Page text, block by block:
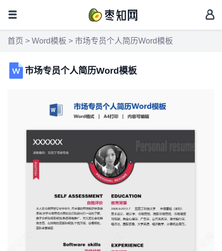
首页 > Word模板 > 市场专员个人简历Word模板
市场专员个人简历Word模板